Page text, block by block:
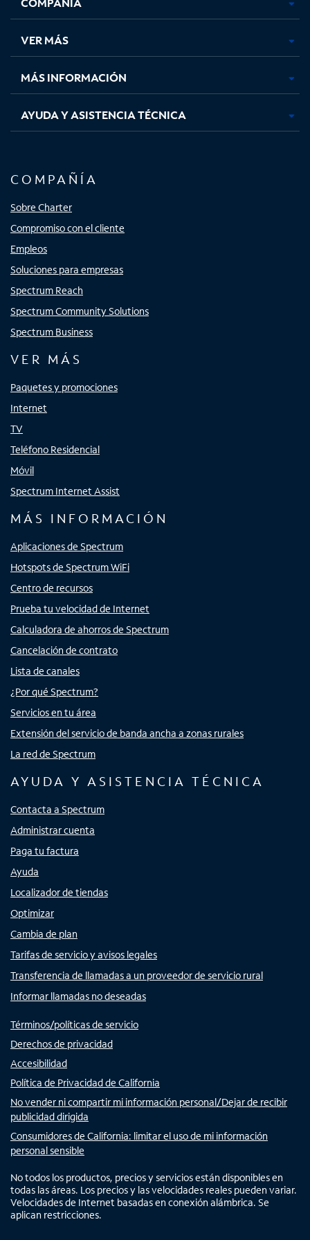
en
pestaña
nueva
en
pestaña
nueva
en
pestaña
nueva
en
nueva
VER MÁS
MÁS INFORMACIÓN
AYUDA Y ASISTENCIA TÉCNICA
COMPAÑÍA
Sobre Charter
Compromiso con el cliente
Empleos
Soluciones para empresas
Spectrum Reach
Spectrum Community Solutions
Spectrum Business
VER MÁS
Paquetes y promociones
Internet
TV
Teléfono Residencial
Móvil
Spectrum Internet Assist
MÁS INFORMACIÓN
Aplicaciones de Spectrum
Hotspots de Spectrum WiFi
Centro de recursos
Prueba tu velocidad de Internet
Calculadora de ahorros de Spectrum
Cancelación de contrato
Lista de canales
¿Por qué Spectrum?
Servicios en tu área
Extensión del servicio de banda ancha a zonas rurales
La red de Spectrum
AYUDA Y ASISTENCIA TÉCNICA
Contacta a Spectrum
Administrar cuenta
Paga tu factura
Ayuda
Localizador de tiendas
Optimizar
Cambia de plan
Tarifas de servicio y avisos legales
Transferencia de llamadas a un proveedor de servicio rural
Informar llamadas no deseadas
Términos/políticas de servicio
Derechos de privacidad
Accesibilidad
Política de Privacidad de California
No vender ni compartir mi información personal/Dejar de recibir
publicidad dirigida
Consumidores de California: limitar el uso de mi información
personal sensible
No todos los productos, precios y servicios están disponibles en
todas las áreas. Los precios y las velocidades reales pueden variar.
Velocidades de Internet basadas en conexión alámbrica. Se
aplican restricciones.